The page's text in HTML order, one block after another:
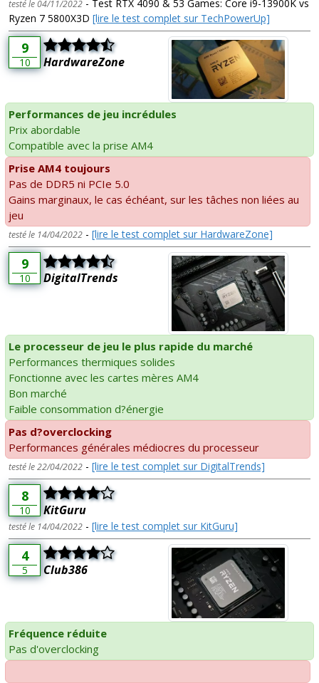
testé le 04/11/2022 - Test RTX 4090 & 53 Games: Core i9-13900K vs
Ryzen 7 5800X3D [lire le test complet sur TechPowerUp]
9
10 HardwareZone
Performances de jeu incrédules
Prix abordable
Compatible avec la prise AM4
Prise AM4 toujours
Pas de DDR5 ni PCIe 5.0
Gains marginaux, le cas échéant, sur les tâches non liées au
jeu
testé le 14/04/2022 - [lire le test complet sur HardwareZone]
9
10 DigitalTrends
Le processeur de jeu le plus rapide du marché
Performances thermiques solides
Fonctionne avec les cartes mères AM4
Bon marché
Faible consommation d?énergie
Pas d?overclocking
Performances générales médiocres du processeur
testé le 22/04/2022 - [lire le test complet sur DigitalTrends]
8
10 KitGuru
testé le 14/04/2022 - [lire le test complet sur KitGuru]
4
5 Club386
Fréquence réduite
Pas d'overclocking